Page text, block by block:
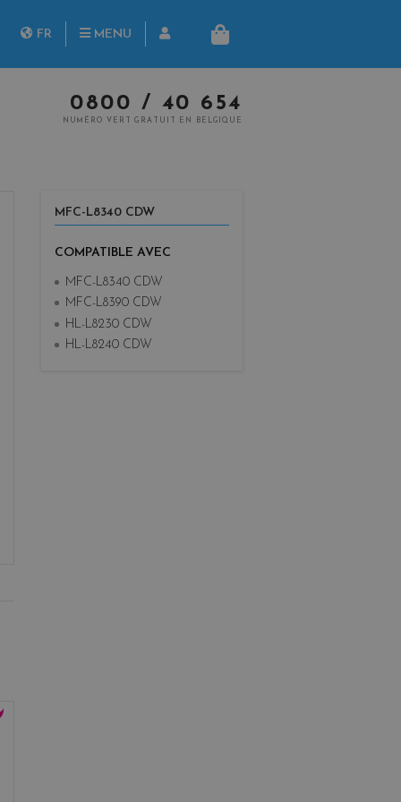
FR MENU
PANIER
0800 / 40 654
NUMÉRO VERT GRATUIT EN BELGIQUE
MFC-L8340 CDW
COMPATIBLE AVEC
MFC-L8340 CDW
MFC-L8390 CDW
HL-L8230 CDW
HL-L8240 CDW